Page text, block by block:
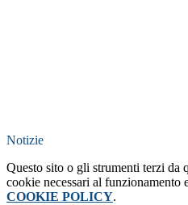
Notizie
Questo sito o gli strumenti terzi da
cookie necessari al
COOKIE POLICY.